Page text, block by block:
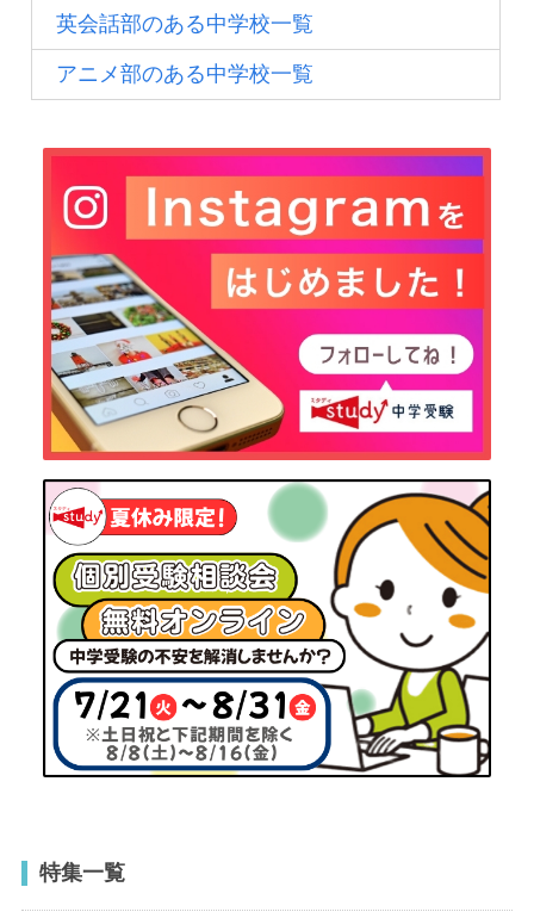
英会話部のある中学校一覧
アニメ部のある中学校一覧
特集一覧